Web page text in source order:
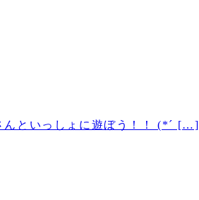
んといっしょに遊ぼう！！ (*´ […]